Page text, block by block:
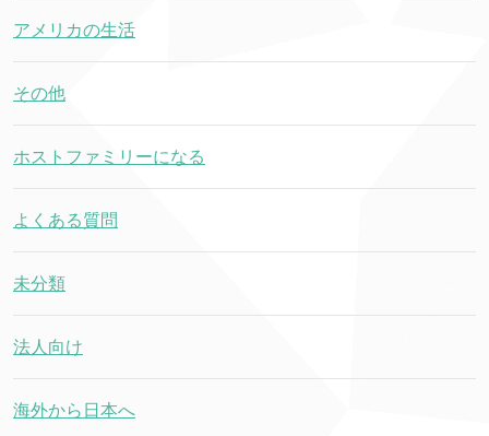
アメリカの生活
その他
ホストファミリーになる
よくある質問
未分類
法人向け
海外から日本へ